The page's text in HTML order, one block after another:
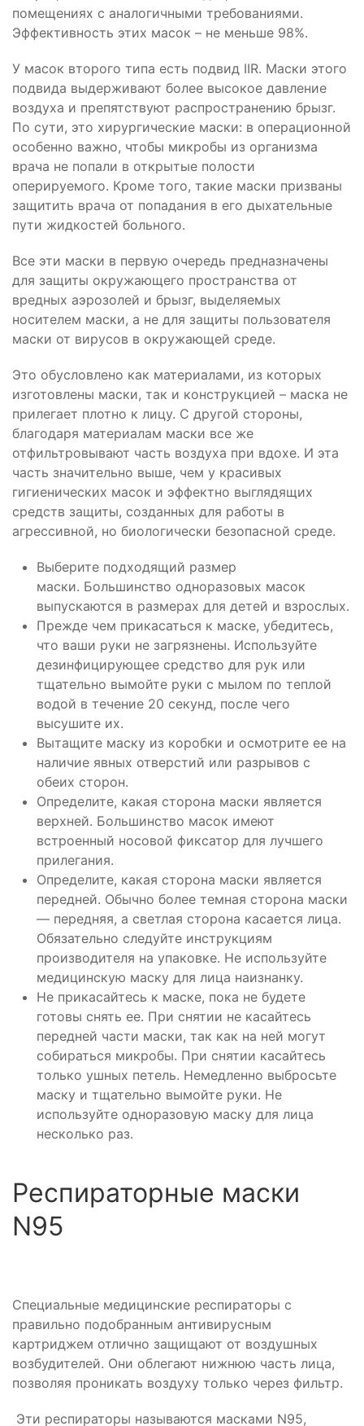
помещениях с аналогичными требованиями.
Эффективность этих масок – не меньше 98%.
У масок второго типа есть подвид IIR. Маски этого
подвида выдерживают более высокое давление
воздуха и препятствуют распространению брызг.
По сути, это хирургические маски: в операционной
особенно важно, чтобы микробы из организма
врача не попали в открытые полости
оперируемого. Кроме того, такие маски призваны
защитить врача от попадания в его дыхательные
пути жидкостей больного.
Все эти маски в первую очередь предназначены
для защиты окружающего пространства от
вредных аэрозолей и брызг, выделяемых
носителем маски, а не для защиты пользователя
маски от вирусов в окружающей среде.
Это обусловлено как материалами, из которых
изготовлены маски, так и конструкцией – маска не
прилегает плотно к лицу. С другой стороны,
благодаря материалам маски все же
отфильтровывают часть воздуха при вдохе. И эта
часть значительно выше, чем у красивых
гигиенических масок и эффектно выглядящих
средств защиты, созданных для работы в
агрессивной, но биологически безопасной среде.
Выберите подходящий размер
маски. Большинство одноразовых масок
выпускаются в размерах для детей и взрослых.
Прежде чем прикасаться к маске, убедитесь,
что ваши руки не загрязнены. Используйте
дезинфицирующее средство для рук или
тщательно вымойте руки с мылом по теплой
водой в течение 20 секунд, после чего
высушите их.
Вытащите маску из коробки и осмотрите ее на
наличие явных отверстий или разрывов с
обеих сторон.
Определите, какая сторона маски является
верхней. Большинство масок имеют
встроенный носовой фиксатор для лучшего
прилегания.
Определите, какая сторона маски является
передней. Обычно более темная сторона маски
— передняя, ​​а светлая сторона касается лица.
Обязательно следуйте инструкциям
производителя на упаковке. Не используйте
медицинскую маску для лица наизнанку.
Не прикасайтесь к маске, пока не будете
готовы снять ее. При снятии не касайтесь
передней части маски, так как на ней могут
собираться микробы. При снятии касайтесь
только ушных петель. Немедленно выбросьте
маску и тщательно вымойте руки. Не
используйте одноразовую маску для лица
несколько раз.
Респираторные маски
N95
Специальные медицинские респираторы с
правильно подобранным антивирусным
картриджем отлично защищают от воздушных
возбудителей. Они облегают нижнюю часть лица,
позволяя проникать воздуху только через фильтр.
Эти респираторы называются масками N95,